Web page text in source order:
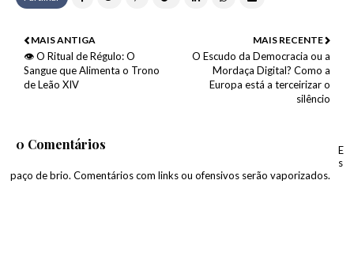
MAIS RECENTE
O Escudo da Democracia ou a
Mordaça Digital? Como a
Europa está a terceirizar o
silêncio
MAIS ANTIGA
👁️ O Ritual de Régulo: O
Sangue que Alimenta o Trono
de Leão XIV
0 Comentários
E
s
paço de brio. Comentários com links ou ofensivos serão vaporizados.